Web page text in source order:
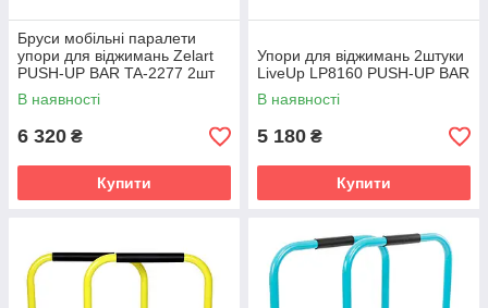
Бруси мобільні паралети
упори для віджимань Zelart
PUSH-UP BAR TA-2277 2шт
60х35х32см чорний
В наявності
6 320 ₴
Купити
Упори для віджимань 2штуки
LiveUp LP8160 PUSH-UP BAR
В наявності
5 180 ₴
Купити